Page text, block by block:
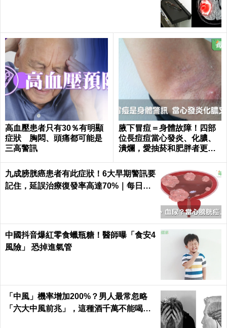
高血壓患者只有30％有明顯
症狀 胸悶、頭痛都可能是
三高警訊
腋下冒痘＝身體故障！四部
位長痘痘當心發炎、化膿、
潰爛，愛抽菸和肥胖者更要
九成膀胱癌患者有此症狀！6大早期警訊要
記住，延誤治療復發率高達70%｜每日健
中國抖音爆紅零食蠟瓶糖！醫師曝「食安4
風險」 恐掉進氣管
「中風」機率增加200%？男人最常忽略
「六大中風前兆」，這種酒千萬不能喝｜